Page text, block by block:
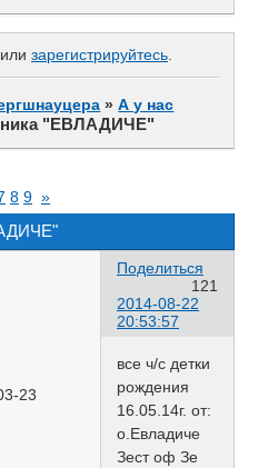
или зарегистрируйтесь.
»А у нас
"ЕВЛАДИЧЕ"
8 9 »
Поделиться
121
2014-08-22
20:53:57
23
все ч/с детки
рождения
16.05.14г. от:
о.Евладиче
Зест оф Зе